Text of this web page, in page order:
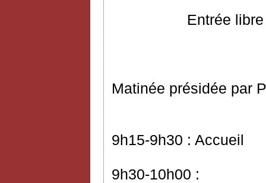
Entrée
Matinée présidée par
9h15-9h30 : Accueil
9h30-10h00 :